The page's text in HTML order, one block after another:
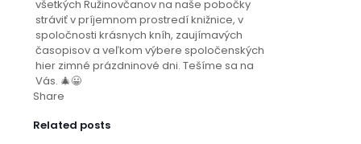
všetkých Ružinovčanov na naše pobočky
stráviť v príjemnom prostredí knižnice, v
spoločnosti krásnych kníh, zaujímavých
časopisov a veľkom výbere spoločenských
hier zimné prázdninové dni. Tešíme sa na
Vás. 🎄😀
Share
Related posts